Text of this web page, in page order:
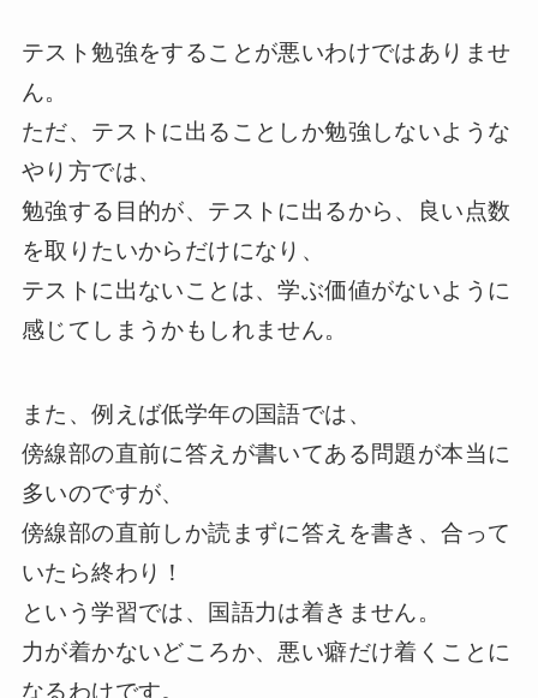
テスト勉強をすることが悪いわけではありませ
ん。
ただ、テストに出ることしか勉強しないような
やり方では、
勉強する目的が、テストに出るから、良い点数
を取りたいからだけになり、
テストに出ないことは、学ぶ価値がないように
感じてしまうかもしれません。
また、例えば低学年の国語では、
傍線部の直前に答えが書いてある問題が本当に
多いのですが、
傍線部の直前しか読まずに答えを書き、合って
いたら終わり！
という学習では、国語力は着きません。
力が着かないどころか、悪い癖だけ着くことに
なるわけです。